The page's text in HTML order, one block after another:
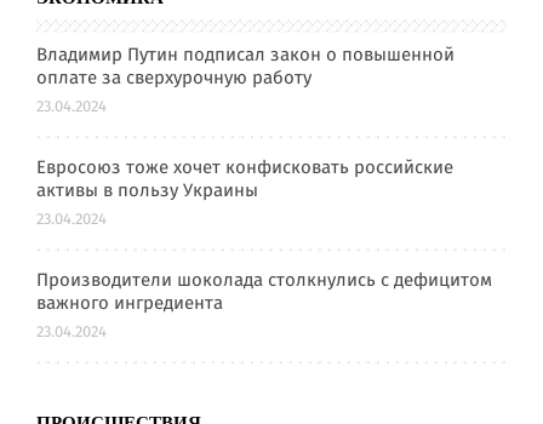
Владимир Путин подписал закон о повышенной
оплате за сверхурочную работу
23.04.2024
Евросоюз тоже хочет конфисковать российские
активы в пользу Украины
23.04.2024
Производители шоколада столкнулись с дефицитом
важного ингредиента
23.04.2024